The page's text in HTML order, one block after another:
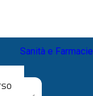
Sanità e Farmacie